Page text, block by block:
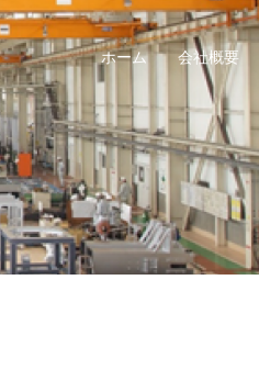
ホーム 会社概要